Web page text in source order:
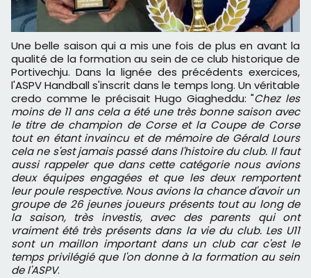
Une belle saison qui a mis une fois de plus en avant la
qualité de la formation au sein de ce club historique de
Portivechju. Dans la lignée des précédents exercices,
l'ASPV Handball s'inscrit dans le temps long. Un véritable
credo comme le précisait Hugo Giagheddu: "Chez les
moins de 11 ans cela a été une très bonne saison avec
le titre de champion de Corse et la Coupe de Corse
tout en étant invaincu et de mémoire de Gérald Lours
cela ne s'est jamais passé dans l'histoire du club. Il faut
aussi rappeler que dans cette catégorie nous avions
deux équipes engagées et que les deux remportent
leur poule respective. Nous avions la chance d'avoir un
groupe de 26 jeunes joueurs présents tout au long de
la saison, très investis, avec des parents qui ont
vraiment été très présents dans la vie du club. Les U11
sont un maillon important dans un club car c'est le
temps privilégié que l'on donne à la formation au sein
de l'ASPV.